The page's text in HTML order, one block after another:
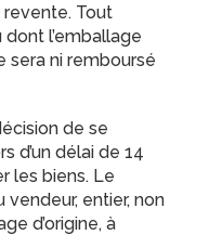
Tout
l’emballage
sera ni remboursé
de se
d’un délai de 14
les biens. Le
entier, non
d’origine, à